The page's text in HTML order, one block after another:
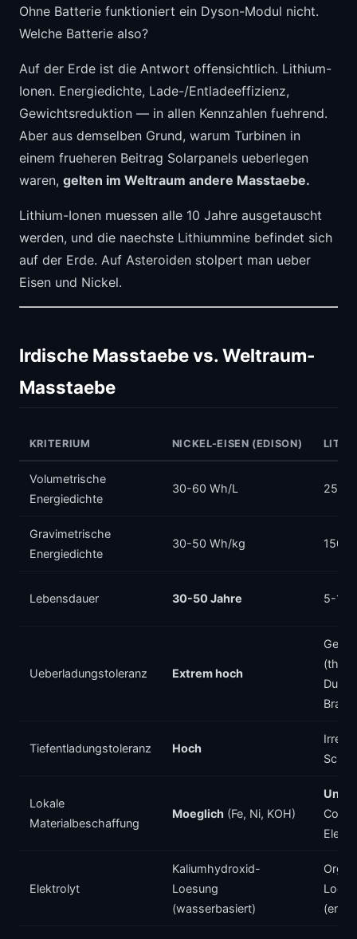
Ohne Batterie funktioniert ein Dyson-Modul nicht.
Welche Batterie also?
Auf der Erde ist die Antwort offensichtlich. Lithium-
Ionen. Energiedichte, Lade-/Entladeeffizienz,
Gewichtsreduktion — in allen Kennzahlen fuehrend.
Aber aus demselben Grund, warum Turbinen in
einem frueheren Beitrag Solarpanels ueberlegen
waren, gelten im Weltraum andere Masstaebe.
Lithium-Ionen muessen alle 10 Jahre ausgetauscht
werden, und die naechste Lithiummine befindet sich
auf der Erde. Auf Asteroiden stolpert man ueber
Eisen und Nickel.
Irdische Masstaebe vs. Weltraum-
Masstaebe
KRITERIUM NICKEL-EISEN (EDISON)
Volumetrische
Energiedichte
30-60 Wh/L 250-
Gravimetrische
Energiedichte
30-50 Wh/kg 150-
Lebensdauer 30-50 Jahre 5-15
Ueberladungstoleranz Extrem hoch
Tiefentladungstoleranz Hoch
Lokale
Materialbeschaffung
Moeglich(Fe, Ni, KOH)
Co,
Elektrolyt
Kaliumhydroxid-
Loesung
(wasserbasiert)